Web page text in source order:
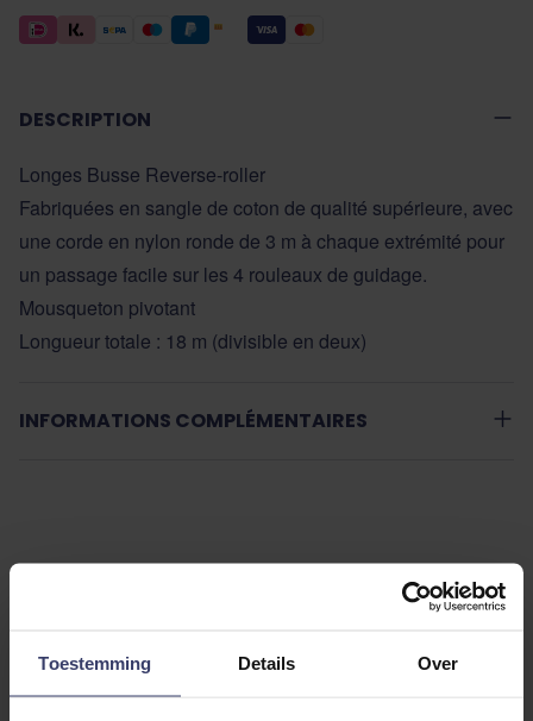
Toestemming Details Over
DESCRIPTION
Longes Busse Reverse-roller
Fabriquées en sangle de coton de qualité supérieure, avec
une corde en nylon ronde de 3 m à chaque extrémité pour
un passage facile sur les 4 rouleaux de guidage.
Mousqueton pivotant
Longueur totale : 18 m (divisible en deux)
INFORMATIONS COMPLÉMENTAIRES